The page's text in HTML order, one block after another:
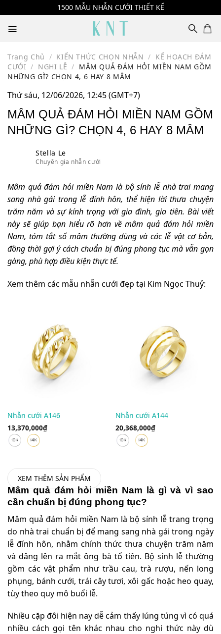
to
content
1500 MẪU NHẪN CƯỚI THIẾT KẾ
Trang Chủ / KIẾN THỨC CHỌN NHẪN / KẾ HOẠCH ĐÁM
CƯỚI / NGHI LỄ / MÂM QUẢ ĐÁM HỎI MIỀN NAM GỒM
NHỮNG GÌ? CHỌN 4, 6 HAY 8 MÂM
Thứ sáu, 12/06/2026, 12:45 (GMT+7)
MÂM QUẢ ĐÁM HỎI MIỀN NAM GỒM
NHỮNG GÌ? CHỌN 4, 6 HAY 8 MÂM
Stella Le
Chuyên gia nhẫn cưới
Mâm quả đám hỏi miền Nam là bộ sính lễ nhà trai mang
sang nhà gái trong lễ đính hôn, thể hiện lời thưa chuyện
trăm năm và sự kính trọng với gia đình, gia tiên. Bài viết
này sẽ giúp bạn hiểu rõ hơn về mâm quả đám hỏi miền
Nam, tóm tắt số mâm thường dùng và các lễ vật cơ bản,
đồng thời gợi ý cách chuẩn bị đúng phong tục mà vẫn gọn
gàng, phù hợp điều kiện thực tế.
Xem thêm các mẫu nhẫn cưới đẹp tại Kim Ngọc Thuỷ:
Nhẫn cưới A146
13,370,000₫
Nhẫn cưới A144
20,368,000₫
XEM THÊM SẢN PHẨM
Mâm quả đám hỏi miền Nam là gì và vì sao
cần chuẩn bị đúng phong tục?
Mâm quả đám hỏi miền Nam là bộ sính lễ trang trọng
do nhà trai chuẩn bị để mang sang nhà gái trong ngày
lễ đính hôn, nhằm chính thức thưa chuyện trăm năm
và dâng lên ra mắt ông bà tổ tiên. Bộ sính lễ thường
gồm các vật phẩm như trầu cau, trà rượu, nến long
phụng, bánh cưới, trái cây tươi, xôi gấc hoặc heo quay,
tùy theo quy mô buổi lễ.
Nhiều cặp đôi hiện nay dễ cảm thấy lúng túng vì có quá
nhiều cách gọi tên khác nhau cho nghi thức này dù